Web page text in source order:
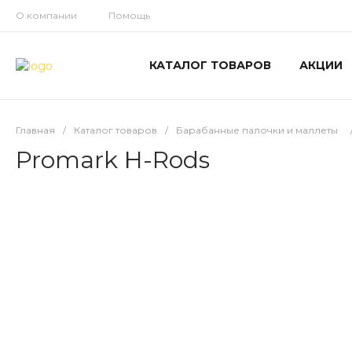
О компании Помощь
КАТАЛОГ ТОВАРОВ АКЦИИ
Главная / Каталог товаров / Барабанные палочки и маллеты
Promark H-Rods